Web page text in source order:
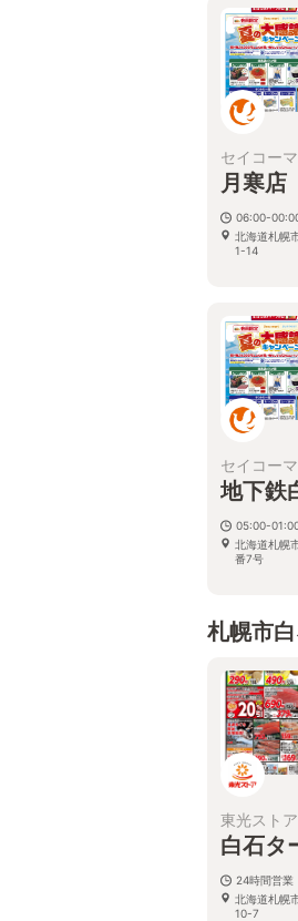
セイコー
月寒店
06:00-
北海道札幌
1-14
セイコー
地下鉄
05:00-
北海道札幌
番7号
札幌市
東光ストア
白石タ
24時間営業
北海道札幌
10-7